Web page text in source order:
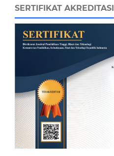
SERTIFIKAT AKREDITASI